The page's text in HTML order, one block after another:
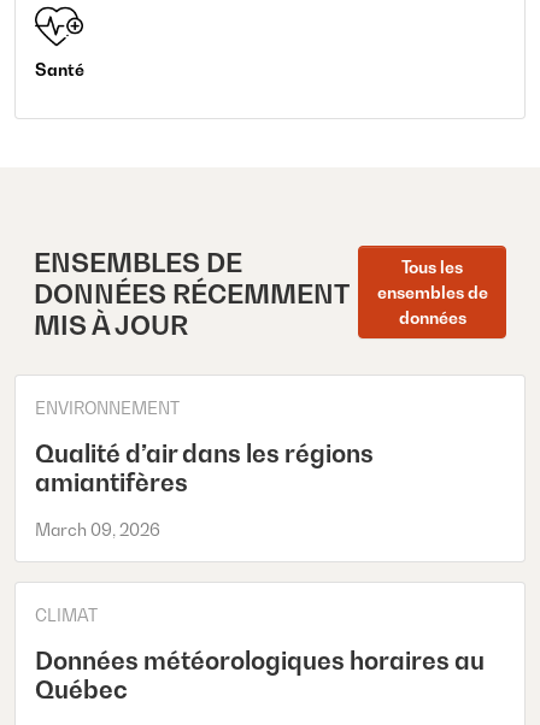
Santé
ENSEMBLES DE
DONNÉES RÉCEMMENT
MIS À JOUR
Tous les
ensembles de
données
ENVIRONNEMENT
Qualité d’air dans les régions
amiantifères
March 09, 2026
CLIMAT
Données météorologiques horaires au
Québec